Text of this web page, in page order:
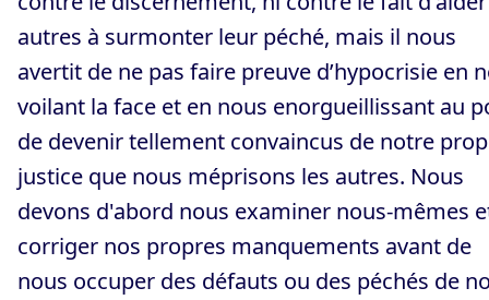
autres à surmonter leur péché, mais il nous
avertit de ne pas faire preuve d’hypocrisie en
voilant la face et en nous enorgueillissant au
de devenir tellement convaincus de notre
justice que nous méprisons les autres. Nous
devons d'abord nous examiner nous-mêmes
corriger nos propres manquements avant de
nous occuper des défauts ou des péchés de